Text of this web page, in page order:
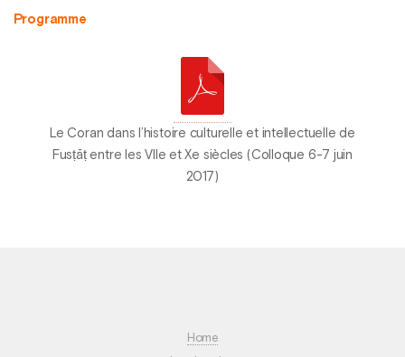
Programme
Le Coran dans l’histoire culturelle et intellectuelle de
Fusṭāṭ entre les VIIe et Xe siècles (Colloque 6-7 juin
2017)
Home